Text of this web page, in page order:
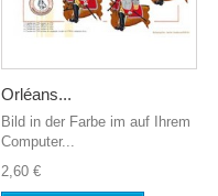
Orléans...
Bild in der Farbe im auf Ihrem
Computer...
2,60 €